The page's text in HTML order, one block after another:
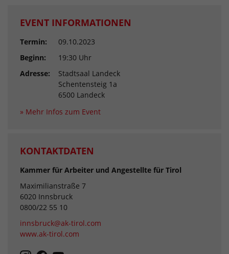
EVENT INFORMATIONEN
Termin:
09.10.2023
Beginn:
19:30 Uhr
Adresse:
Stadtsaal Landeck
Schentensteig 1a
6500 Landeck
» Mehr Infos zum Event
KONTAKTDATEN
Kammer für Arbeiter und Angestellte für Tirol
Maximilianstraße 7
6020 Innsbruck
0800/22 55 10
innsbruck@ak-tirol.com
www.ak-tirol.com